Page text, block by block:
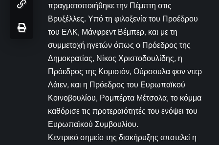
πραγματοποιήθηκε την Πέμπτη στις
Βρυξέλλες. Υπό τη φιλοξενία του Προέδρου
του ΕΛΚ, Μάνφρεντ Βέμπερ, και με τη
συμμετοχή ηγετών όπως ο Πρόεδρος της
Δημοκρατίας, Νίκος Χριστοδουλίδης, η
Πρόεδρος της Κομισιόν, Ούρσουλα φον ντερ
Λάιεν, και η Πρόεδρος του Ευρωπαϊκού
Κοινοβουλίου, Ρομπέρτα Μέτσολα, το κόμμα
καθόρισε τις προτεραιότητές του ενόψει του
Ευρωπαϊκού Συμβουλίου.
Κεντρικό σημείο της διακήρυξης αποτελεί η